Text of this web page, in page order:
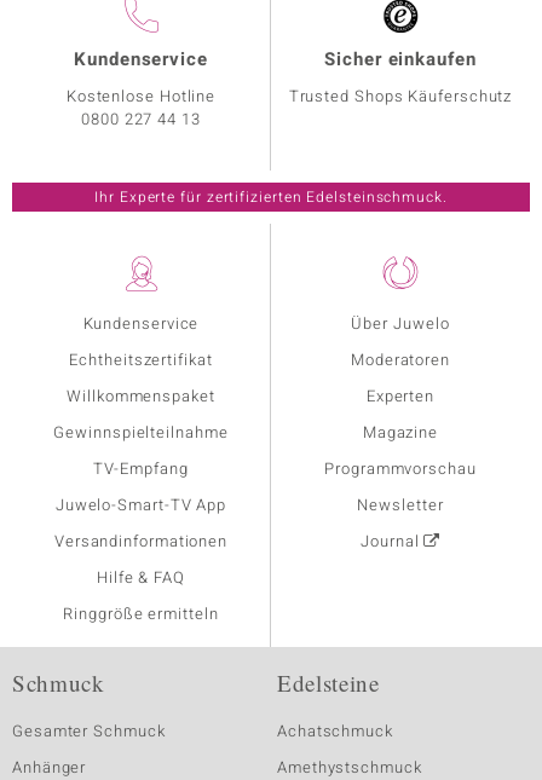
Kundenservice
Echtheitszertifikat
Willkommenspaket
Gewinnspielteilnahme
TV-Empfang
Juwelo-Smart-TV App
Versandinformationen
Hilfe & FAQ
Ringgröße ermitteln
Über Juwelo
Moderatoren
Experten
Magazine
Programmvorschau
Newsletter
Journal
Kundenservice
Kostenlose Hotline
0800 227 44 13
Sicher einkaufen
Trusted Shops Käuferschutz
Ihr Experte für zertifizierten Edelsteinschmuck.
Schmuck
Gesamter Schmuck
Anhänger
Edelsteine
Achatschmuck
Amethystschmuck